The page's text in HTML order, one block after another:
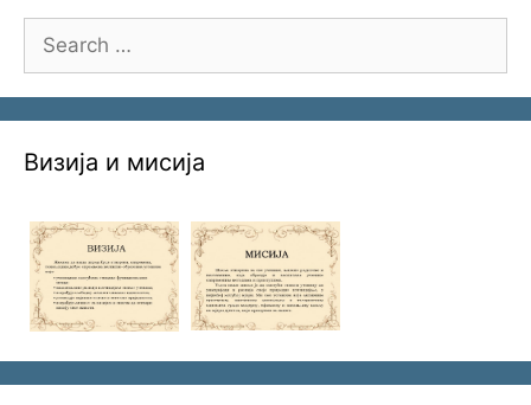
for:
Визија и мисија